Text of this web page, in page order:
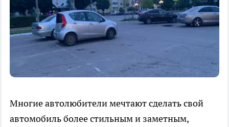
Многие автолюбители мечтают сделать свой
автомобиль более стильным и заметным,